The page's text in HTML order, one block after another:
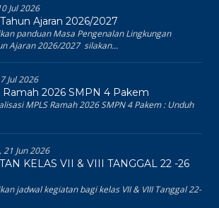
Jul 2026
Ajaran 2026/2027
panduan Masa Pengenalan Lingkungan
Ajaran 2026/2027 silakan...
Jul 2026
Ramah 2026 SMPN 4 Pakem
MPLS Ramah 2026 SMPN 4 Pakem : Unduh
21 Jun 2026
KELAS VII & VIII TANGGAL 22 -26
jadwal kegiatan bagi kelas VII & VIII Tanggal 22-